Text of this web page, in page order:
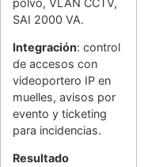
SAI 2000 VA.
Integración: control
de accesos con
videoportero IP en
muelles, avisos por
evento y ticketing
para incidencias.
Resultado